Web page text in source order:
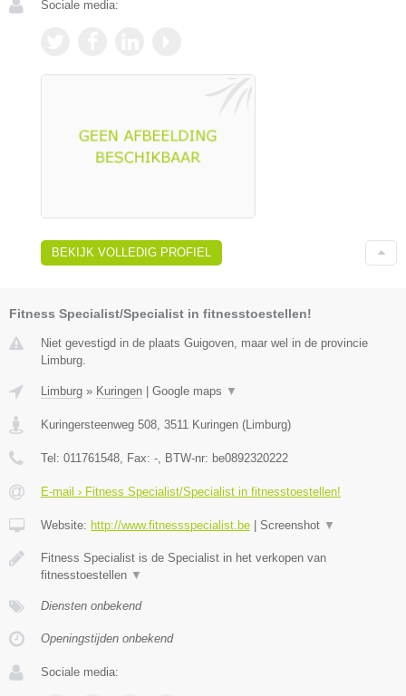
Sociale media:
BEKIJK VOLLEDIG PROFIEL
Fitness Specialist/Specialist in fitnesstoestellen!
Niet gevestigd in de plaats Guigoven, maar wel in de provincie
Limburg.
Limburg » Kuringen Google maps ▼
Kuringersteenweg 508 3511 Kuringen ( Limburg)
Tel: 011761548 , Fax: - , BTW-nr: be0892320222
E-mail › Fitness Specialist/Specialist in fitnesstoestellen!
Website: http://www.fitnessspecialist.be Screenshot ▼
Fitness Specialist is de Specialist in het verkopen van
fitnesstoestellen ▼
Diensten onbekend
Openingstijden onbekend
Sociale media: